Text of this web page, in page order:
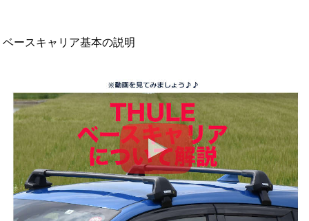
ベースキャリア基本の説明